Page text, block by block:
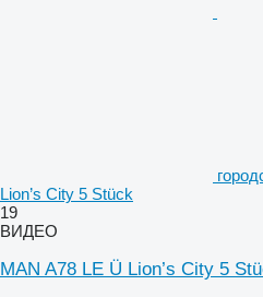
Lion’s City 5 Stück
19
ВИДЕО
MAN A78 LE Ü Lion’s City 5